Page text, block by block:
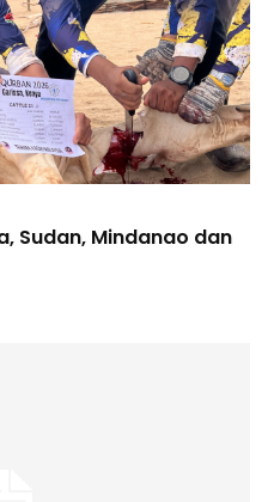
Sudan, Mindanao dan